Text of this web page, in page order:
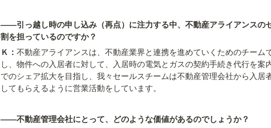
――引っ越し時の申し込み（再点）に注力する中、不動産アライアンスの
割を担っているのですか？
Ｋ： 不動産アライアンスは、不動産業界と連携を進めていくためのチーム
し、物件への入居者に対して、入居時の電気とガスの契約手続き代行を案
でのシェア拡大を目指し、我々セールスチームは不動産管理会社から入居
してもらえるように営業活動をしています。
――不動産管理会社にとって、どのような価値があるのでしょうか？